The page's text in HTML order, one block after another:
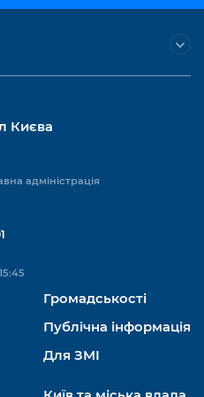
організації
адміністрація
Цифровий
стану
стану
Києва
адміністрація
Громадськості
Публічна інформація
Для ЗМІ